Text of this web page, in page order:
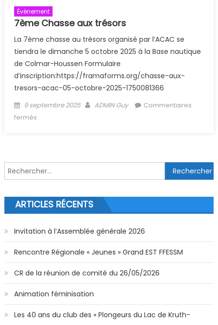
Évènement
7ème Chasse aux trésors
La 7ème chasse au trésors organisé par l’ACAC se
tiendra le dimanche 5 octobre 2025 à la Base nautique
de Colmar-Houssen Formulaire
d’inscription:https://framaforms.org/chasse-aux-
tresors-acac-05-octobre-2025-1750081366
Posted on
9 septembre 2025 Author
ADMIN Guy
Commentaires
fermés
Rechercher :
ARTICLES RÉCENTS
Invitation à l’Assemblée générale 2026
Rencontre Régionale « Jeunes » Grand EST FFESSM
CR de la réunion de comité du 26/05/2026
Animation féminisation
Les 40 ans du club des « Plongeurs du Lac de Kruth-